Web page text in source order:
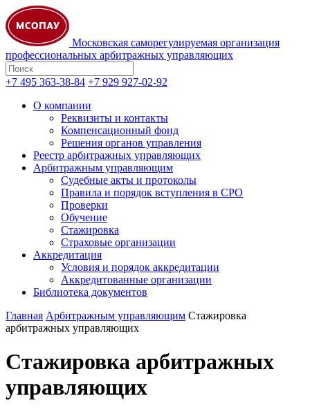
Московская саморегулируемая организация
профессиональных арбитражных управляющих
+7 495 363-38-84 +7 929 927-02-92
О компании
Реквизиты и контакты
Компенсационный фонд
Решения органов управления
Реестр арбитражных управляющих
Арбитражным управляющим
Судебные акты и протоколы
Правила и порядок вступления в СРО
Проверки
Обучение
Стажировка
Страховые организации
Аккредитация
Условия и порядок аккредитации
Аккредитованные организации
Библиотека документов
Главная Арбитражным управляющим Стажировка
арбитражных управляющих
Стажировка арбитражных
управляющих